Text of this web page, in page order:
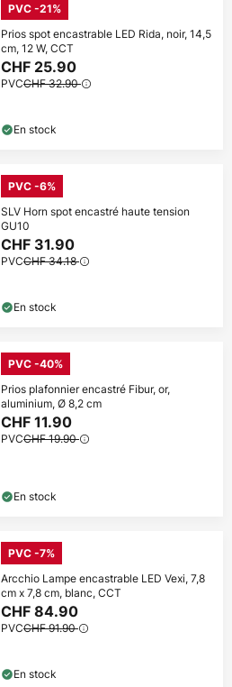
PVC -21%
Prios spot encastrable LED Rida, noir, 14,5
cm, 12 W, CCT
CHF 25.90
PVCCHF 32.90
En stock
PVC -6%
SLV Horn spot encastré haute tension
GU10
CHF 31.90
PVCCHF 34.18
En stock
PVC -40%
Prios plafonnier encastré Fibur, or,
aluminium, Ø 8,2 cm
CHF 11.90
PVCCHF 19.90
En stock
PVC -7%
Arcchio Lampe encastrable LED Vexi, 7,8
cm x 7,8 cm, blanc, CCT
CHF 84.90
PVCCHF 91.90
En stock